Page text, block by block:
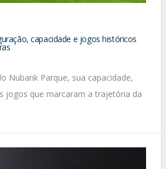
capacidade e jogos históricos
Nubank Parque, sua capacidade,
jogos que marcaram a trajetória da